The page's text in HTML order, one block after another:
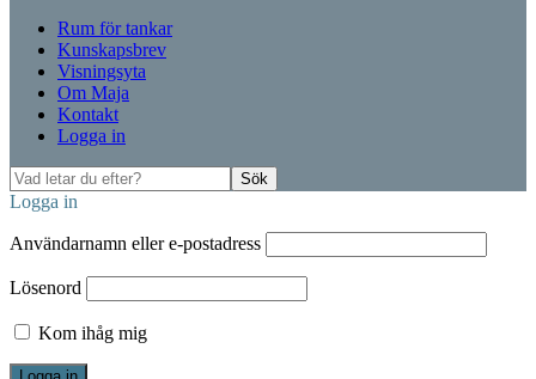
Rum för tankar
Kunskapsbrev
Visningsyta
Om Maja
Kontakt
Logga in
Vad
letar
efter?
Sök
Logga in
Användarnamn eller e-postadress
Lösenord
Kom ihåg mig